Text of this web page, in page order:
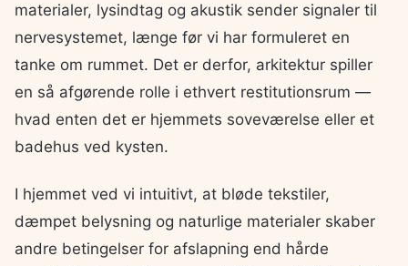
materialer, lysindtag og akustik sender signaler til
nervesystemet, længe før vi har formuleret en
tanke om rummet. Det er derfor, arkitektur spiller
en så afgørende rolle i ethvert restitutionsrum —
hvad enten det er hjemmets soveværelse eller et
badehus ved kysten.
I hjemmet ved vi intuitivt, at bløde tekstiler,
dæmpet belysning og naturlige materialer skaber
andre betingelser for afslapning end hårde